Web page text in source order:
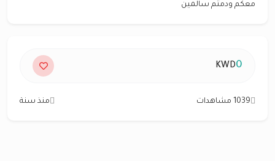
معكم ودمتم سالمين
0
KWD
1039 مشاهدات منذ سنة